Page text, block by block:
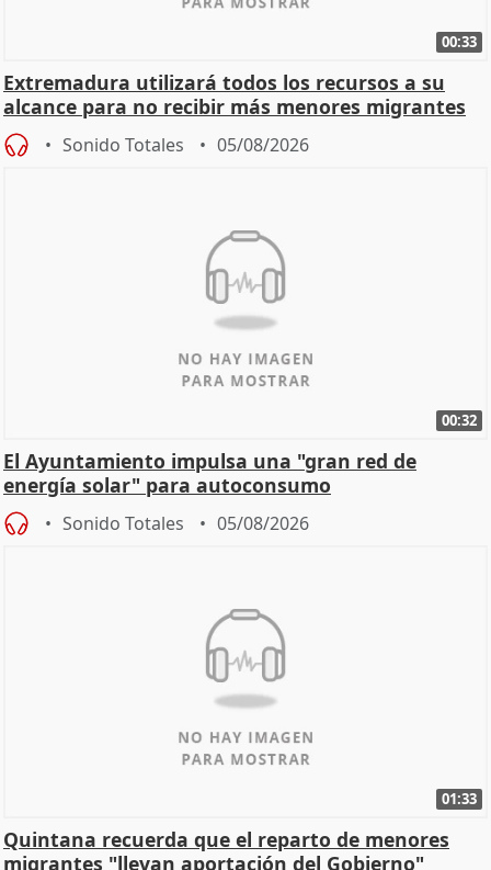
00:33
Extremadura utilizará todos los recursos a su
alcance para no recibir más menores migrantes
Sonido Totales 05/08/2026
00:32
El Ayuntamiento impulsa una "gran red de
energía solar" para autoconsumo
Sonido Totales 05/08/2026
01:33
Quintana recuerda que el reparto de menores
migrantes "llevan aportación del Gobierno"